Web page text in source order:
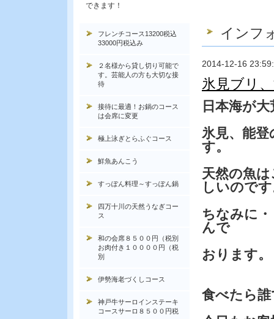
できます！
インフ
2014-12-16
氷見ブリ
日本海が
氷見、能
す。
天然の魚
しいので
ちなみに
んで
おります
食べたら
フレンチコース13200税込
33000円税込み
２名様から貸し切り可能で
す。芸能人の方も大切な接
待
接待に最適！お鍋のコース
は会席に変更
極上泳ぎとらふぐコース
鮮魚あんこう
すっぽん料理～すっぽん鍋
四万十川の天然うなぎコー
ス
和の会席８５００円（税別
お肉付き１００００円（税
別
伊勢海老づくしコース
神戸牛サーロインステーキ
コースサーロ８５００円税